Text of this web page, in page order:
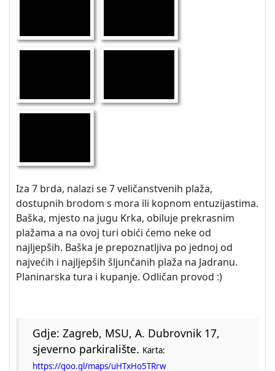
Iza 7 brda, nalazi se 7 veličanstvenih plaža,
dostupnih brodom s mora ili kopnom entuzijastima.
Baška, mjesto na jugu Krka, obiluje prekrasnim
plažama a na ovoj turi obići ćemo neke od
najljepših. Baška je prepoznatljiva po jednoj od
najvećih i najljepših šljunčanih plaža na Jadranu.
Planinarska tura i kupanje. Odličan provod :)
Gdje: Zagreb, MSU, A. Dubrovnik 17,
sjeverno parkiralište. Karta:
https://goo.gl/maps/uHTxHo5TRrw